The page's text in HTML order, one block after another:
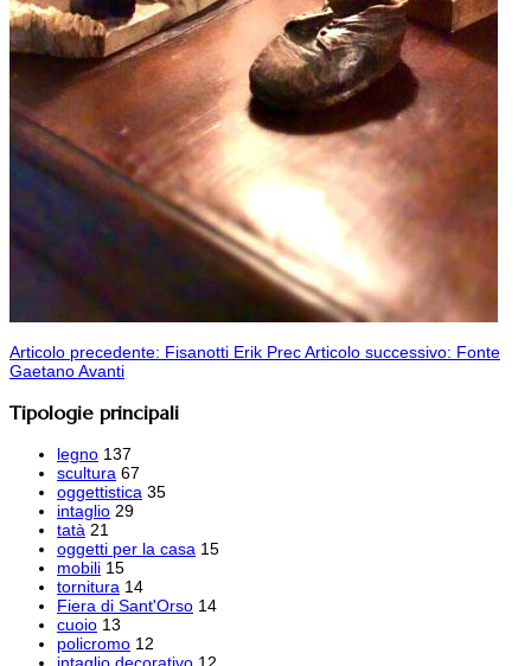
Articolo precedente: Fisanotti Erik PrecArticolo successivo: Fonte
GaetanoAvanti
Tipologie principali
legno 137
scultura 67
oggettistica 35
intaglio 29
tatà 21
oggetti per la casa 15
mobili 15
tornitura 14
Fiera di Sant'Orso 14
cuoio 13
policromo 12